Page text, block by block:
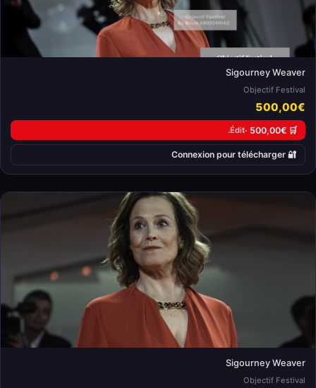
Sigourney Weaver
Objectif Festival
500,00€
🛒 500,00€ ·
Édit.
🔐 Connexion pour télécharger
Sigourney Weaver
Objectif Festival